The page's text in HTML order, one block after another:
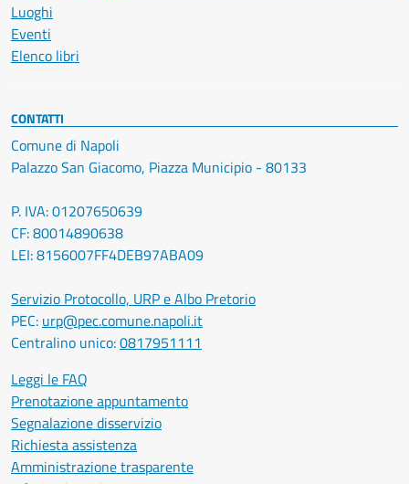
Luoghi
Eventi
Elenco libri
CONTATTI
Comune di Napoli
Palazzo San Giacomo, Piazza Municipio - 80133
P. IVA: 01207650639
CF: 80014890638
LEI: 8156007FF4DEB97ABA09
Servizio Protocollo, URP e Albo Pretorio
PEC: urp@pec.comune.napoli.it
Centralino unico:0817951111
Leggi le FAQ
Prenotazione appuntamento
Segnalazione disservizio
Richiesta assistenza
Amministrazione trasparente